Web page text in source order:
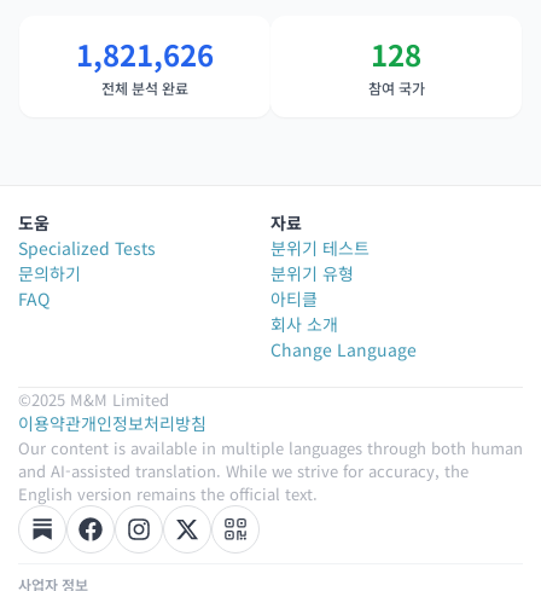
1,821,626
전체 분석 완료
128
참여 국가
도움
Specialized Tests
문의하기
FAQ
자료
분위기 테스트
분위기 유형
아티클
회사 소개
Change Language
©2025 M&M Limited
이용약관개인정보처리방침
Our content is available in multiple languages through both human
and AI-assisted translation. While we strive for accuracy, the
English version remains the official text.
사업자 정보